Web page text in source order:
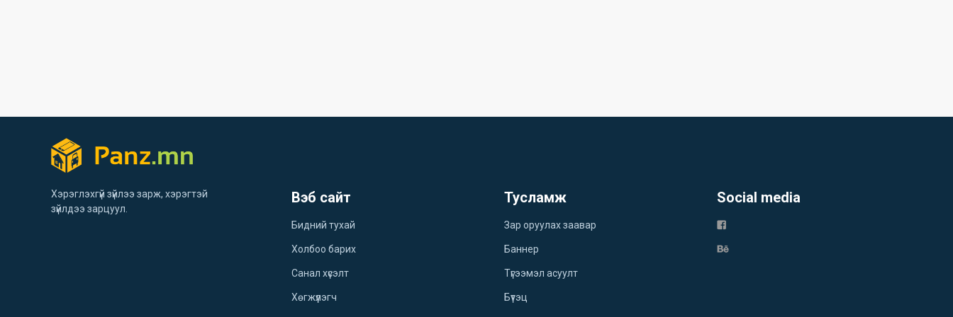
Хэрэглэхгүй зүйлээ зарж, хэрэгтэй
зүйлдээ зарцуул.
Вэб сайт
Бидний тухай
Холбоо барих
Санал хүсэлт
Хөгжүүлэгч
Тусламж
Зар оруулах заавар
Баннер
Түгээмэл асуулт
Бүтэц
Social media